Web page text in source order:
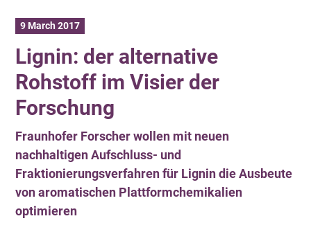
9 March 2017
Lignin: der alternative
Rohstoff im Visier der
Forschung
Fraunhofer Forscher wollen mit neuen
nachhaltigen Aufschluss- und
Fraktionierungsverfahren für Lignin die Ausbeute
von aromatischen Plattformchemikalien
optimieren